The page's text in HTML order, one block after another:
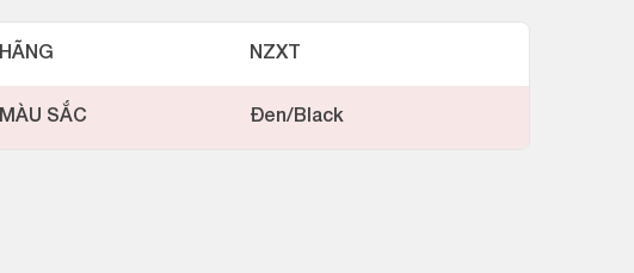
HÃNG NZXT
MÀU SẮC Đen/Black